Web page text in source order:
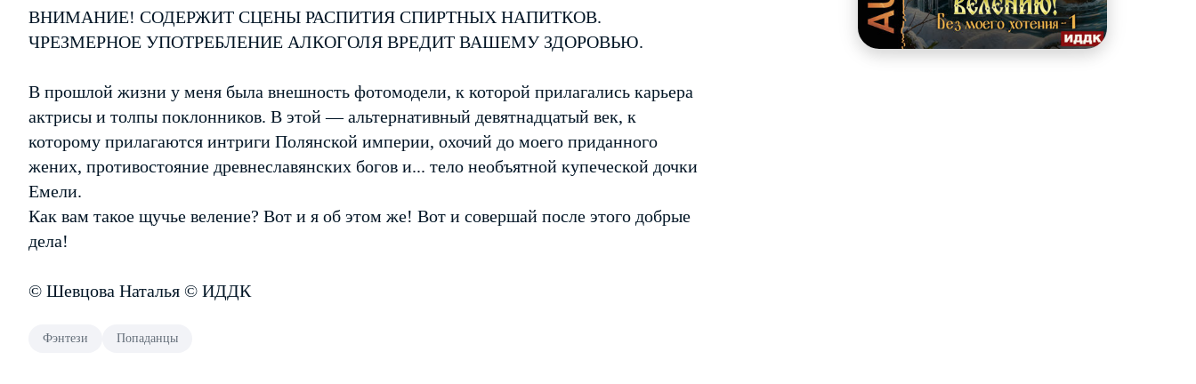
ВНИМАНИЕ! СОДЕРЖИТ СЦЕНЫ РАСПИТИЯ СПИРТНЫХ НАПИТКОВ.
ЧРЕЗМЕРНОЕ УПОТРЕБЛЕНИЕ АЛКОГОЛЯ ВРЕДИТ ВАШЕМУ ЗДОРОВЬЮ.
В прошлой жизни у меня была внешность фотомодели, к которой прилагались карьера
актрисы и толпы поклонников. В этой — альтернативный девятнадцатый век, к
которому прилагаются интриги Полянской империи, охочий до моего приданного
жених, противостояние древнеславянских богов и... тело необъятной купеческой дочки
Емели.
Как вам такое щучье веление? Вот и я об этом же! Вот и совершай после этого добрые
дела!
© Шевцова Наталья © ИДДК
Фэнтези Попаданцы